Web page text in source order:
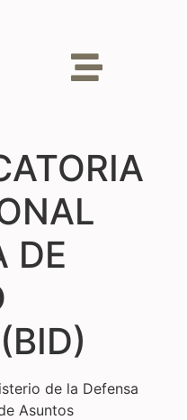
DE
de la Defensa
Asuntos